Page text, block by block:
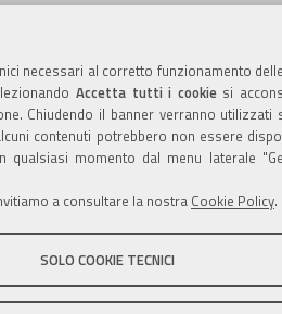
necessari al corretto funzionamento
Accetta tutti i cookiesi
Chiudendo il banner verranno utilizzati
contenuti potrebbero non essere
qualsiasi momento dal menu laterale
a consultare la nostra Cookie Policy.
SOLO COOKIE TECNICI